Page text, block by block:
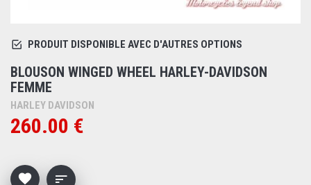
PRODUIT DISPONIBLE AVEC D'AUTRES OPTIONS
BLOUSON WINGED WHEEL HARLEY-DAVIDSON
FEMME
HARLEY DAVIDSON
260.00 €